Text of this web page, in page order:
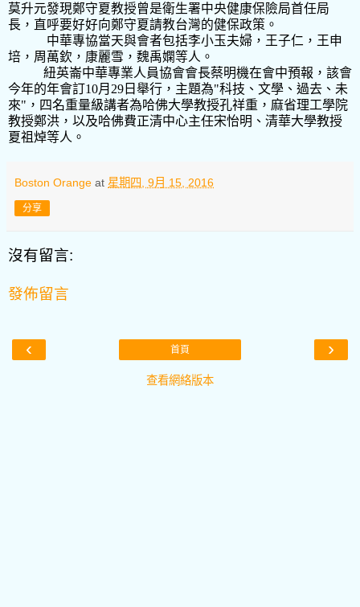
莫升元發現鄭守夏教授曾是衛生署中央健康保險局首任局
長，直呼要好好向鄭守夏請教台灣的健保政策。
中華專協當天與會者包括李小玉夫婦，王子仁，王申
培，周萬欽，康麗雪，魏禹嫻等人。
紐英崙中華專業人員協會會長蔡明機在會中預報，該會
今年的年會訂10月 29 日舉行，主題為"科技、文學、過去、未
來" ，四名重量級講者為哈佛大學教授孔祥重，麻省理工學院
教授鄭洪，以及哈佛費正清中心主任宋怡明、清華大學教授
夏祖焯等人。
Boston Orange at 星期四, 9月 15, 2016
分享
沒有留言:
發佈留言
‹ ›
首頁
查看網絡版本